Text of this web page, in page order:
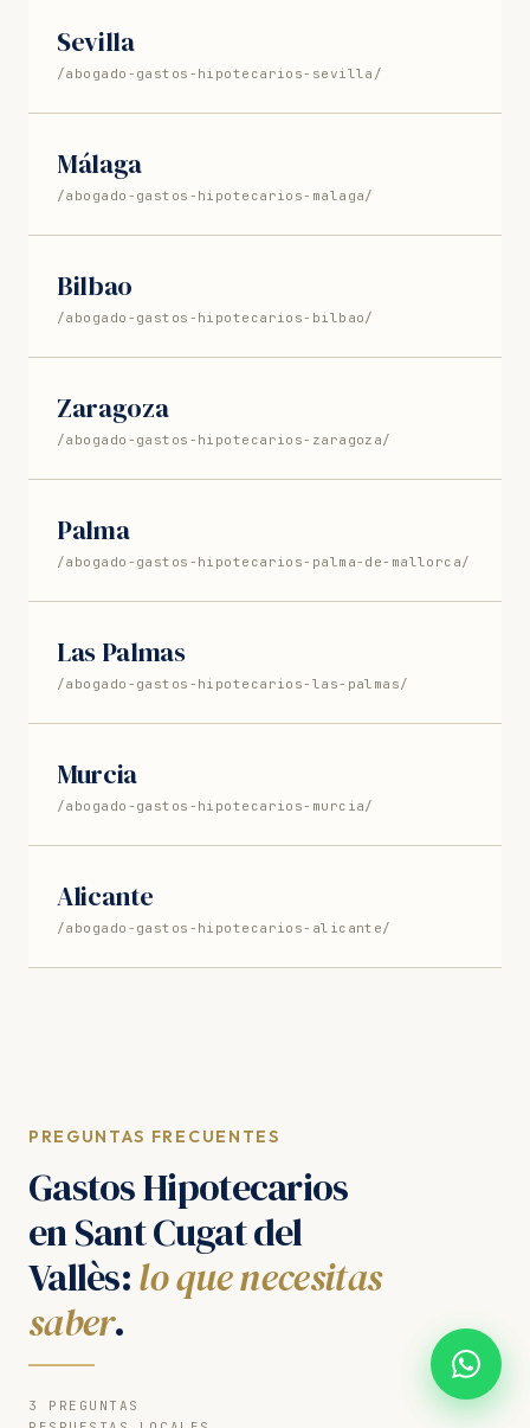
Sevilla
/abogado-gastos-hipotecarios-sevilla/
Málaga
/abogado-gastos-hipotecarios-malaga/
Bilbao
/abogado-gastos-hipotecarios-bilbao/
Zaragoza
/abogado-gastos-hipotecarios-zaragoza/
Palma
/abogado-gastos-hipotecarios-palma-de-mallorca/
Las Palmas
/abogado-gastos-hipotecarios-las-palmas/
Murcia
/abogado-gastos-hipotecarios-murcia/
Alicante
/abogado-gastos-hipotecarios-alicante/
PREGUNTAS FRECUENTES
Gastos Hipotecarios
en Sant Cugat del
Vallès:lo que necesitas
saber.
3 PREGUNTAS